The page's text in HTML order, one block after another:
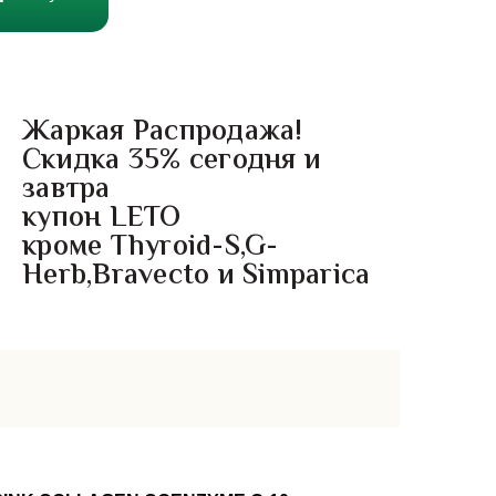
Жаркая Распродажа!
Скидка 35% сегодня и
завтра
купон LETO
кроме Thyroid-S,G-
Herb,Bravecto и Simparica